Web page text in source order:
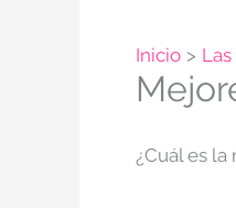
Inicio
¿Cuál es